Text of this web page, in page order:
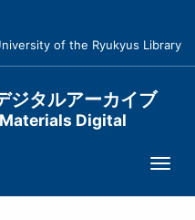
of the Ryukyus Library
ジタルアーカイブ
Digital